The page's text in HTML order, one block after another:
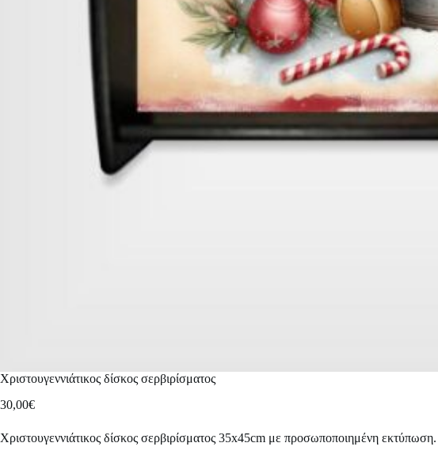
Χριστουγεννιάτικος δίσκος σερβιρίσματος
30,00€
Χριστουγεννιάτικος δίσκος σερβιρίσματος 35x45cm με προσωποποιημένη